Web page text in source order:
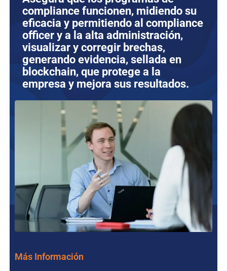
compliance funcionen, midiendo su
eficacia y permitiendo al compliance
officer y a la alta administración,
visualizar y corregir brechas,
generando evidencia, sellada en
blockchain, que protege a la
empresa y mejora sus resultados.
Más Información